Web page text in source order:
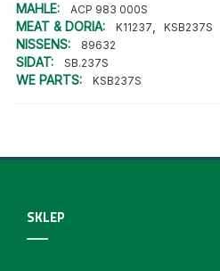
MAHLE: ACP 983 000S
MEAT & DORIA: K11237 KSB237S
NISSENS: 89632
SIDAT: SB.237S
WE PARTS: KSB237S
SKLEP